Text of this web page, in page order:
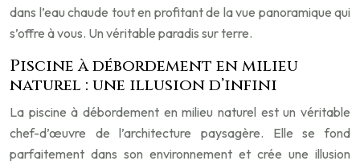
dans l’eau chaude tout en profitant de la vue panoramique qui
s’offre à vous. Un véritable paradis sur terre.
Piscine à débordement en milieu
naturel : une illusion d’infini
La piscine à débordement en milieu naturel est un véritable
chef-d’œuvre de l’architecture paysagère. Elle se fond
parfaitement dans son environnement et crée une illusion